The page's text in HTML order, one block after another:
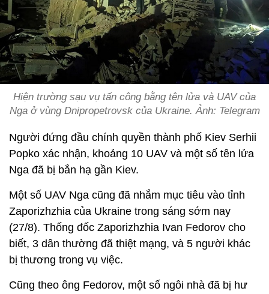
Hiện trường sạu vụ tấn công bằng tên lửa và UAV của
Nga ở vùng Dnipropetrovsk của Ukraine. Ảnh: Telegram
Người đứng đầu chính quyền thành phố Kiev Serhii
Popko xác nhận, khoảng 10 UAV và một số tên lửa
Nga đã bị bắn hạ gần Kiev.
Một số UAV Nga cũng đã nhắm mục tiêu vào tỉnh
Zaporizhzhia của Ukraine trong sáng sớm nay
(27/8). Thống đốc Zaporizhzhia Ivan Fedorov cho
biết, 3 dân thường đã thiệt mạng, và 5 người khác
bị thương trong vụ việc.
Cũng theo ông Fedorov, một số ngôi nhà đã bị hư